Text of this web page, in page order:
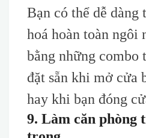
Bạn có thể dễ dàng
hoá hoàn toàn ngôi
bằng những combo
đặt sẵn khi mở cửa
hay khi bạn đóng
9. Làm căn phòng